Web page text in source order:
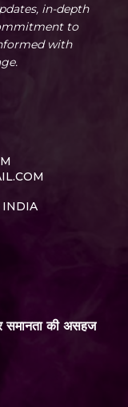
in-depth
to
with
INDIA
समानता की असहज